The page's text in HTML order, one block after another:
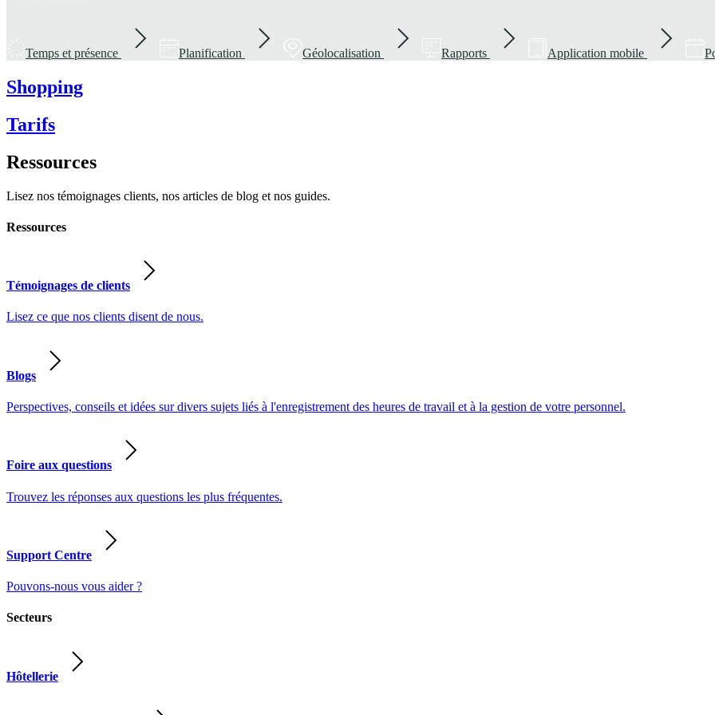
Temps et présence Planification Géolocalisation Rapports Application mobile
Shopping
Tarifs
Ressources
Lisez nos témoignages clients, nos articles de blog et nos guides.
Ressources
Témoignages de clients
Lisez ce que nos clients disent de nous.
Blogs
Perspectives, conseils et idées sur divers sujets liés à l'enregistrement des heures de travail et à la gestion de votre personnel.
Foire aux questions
Trouvez les réponses aux questions les plus fréquentes.
Support Centre
Pouvons-nous vous aider ?
Secteurs
Hôtellerie